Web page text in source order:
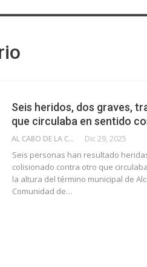
Seis heridos, dos graves,
que circulaba en sentido
AL CABO DE LA CALLE Dic 29, 2025
Seis personas han resultado
colisionado contra otro que
la altura del término municipal de
Comunidad de…